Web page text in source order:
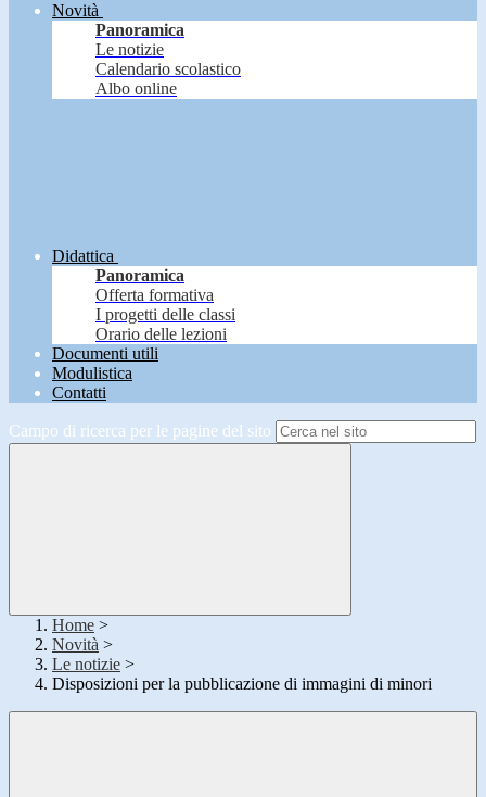
Novità
Panoramica
Le notizie
Calendario scolastico
Albo online
Didattica
Panoramica
Offerta formativa
I progetti delle classi
Orario delle lezioni
Documenti utili
Modulistica
Contatti
Campo di ricerca per le pagine del sito
Home >
Novità >
Le notizie >
Disposizioni per la pubblicazione di immagini di minori